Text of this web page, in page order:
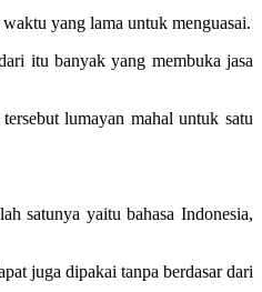
yang lama untuk menguasai.
itu banyak yang membuka jasa
lumayan mahal untuk satu
satunya yaitu bahasa Indonesia,
juga dipakai tanpa berdasar dari